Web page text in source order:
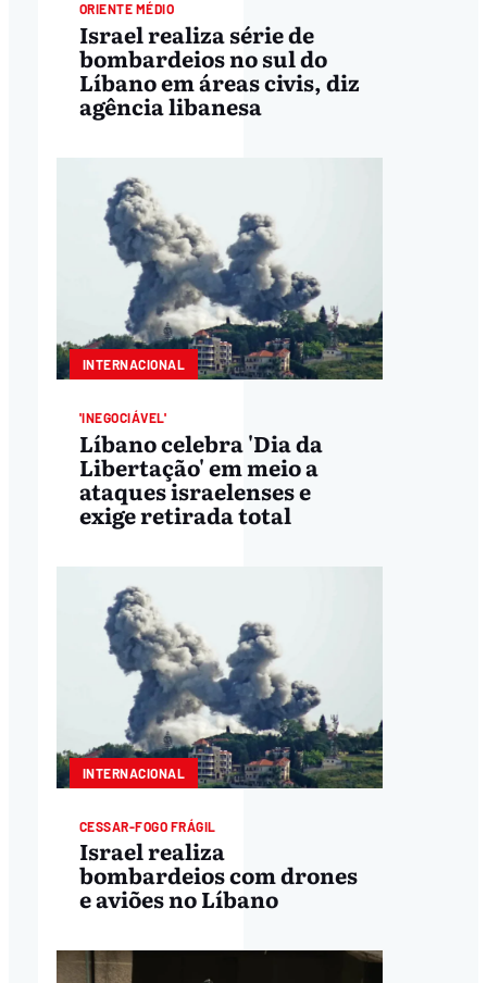
ORIENTE MÉDIO
Israel realiza série de
bombardeios no sul do
Líbano em áreas civis, diz
agência libanesa
INTERNACIONAL
'INEGOCIÁVEL'
Líbano celebra 'Dia da
Libertação' em meio a
ataques israelenses e
exige retirada total
INTERNACIONAL
CESSAR-FOGO FRÁGIL
Israel realiza
bombardeios com drones
e aviões no Líbano